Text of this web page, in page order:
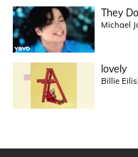
They
Michael
lovely
Billie